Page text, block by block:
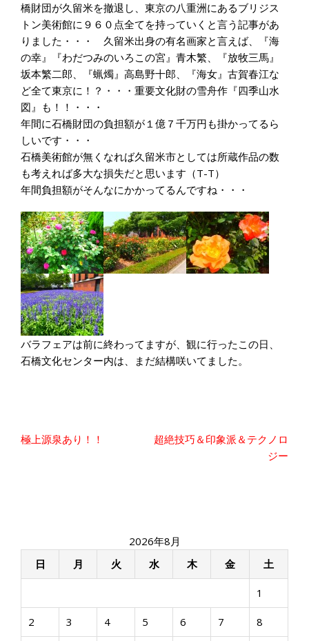
橋財団が久留米を撤退し、東京の八重洲にあるブリジス
トン美術館に９６０点全てを持っていくと言う記事があ
りました・・・ 久留米出身の有名画家と言えば、『海
の幸』『わだつみのいろこの宮』青木繁、『放牧三馬』
坂本繁二郎、『蝋燭』高島野十郎、『海女』古賀春江な
ど全て東京に！？・・・重要文化財の雪舟作『四季山水
図』も！！・・・
年間に石橋財団の負担額が１億７千万円も掛かってるら
しいです・・・
石橋美術館が無くなれば久留米市としては所蔵作品の数
も考えれば多大な損失だと思います（T-T）
年間負担額がそんなにかかってるんですね・・・
バラフェアは前に終わってますが、観に行ったこの日、
石橋文化センター内は、まだ結構咲いてました。
投極上源泉あり！！
超絶技巧＆印象派＆テクノロ
ジー
2026年8月
日
月 火 水 木 金 土
1
2 3 4 5 6 7 8